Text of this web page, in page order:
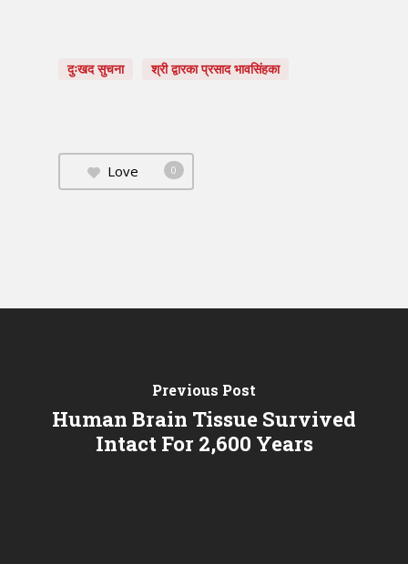
दुःखद सुचना श्री द्वारका प्रसाद भावसिंहका
Love 0
Previous Post
Human Brain Tissue Survived
Intact For 2,600 Years